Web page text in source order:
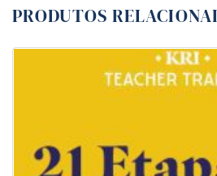
PRODUTOS